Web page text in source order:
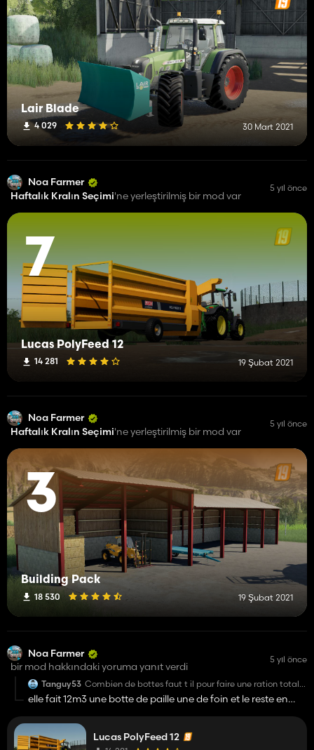
Lair Blade
4 029 30 Mart 2021
Noa Farmer
Haftalık Kralın Seçimi'ne yerleştirilmiş bir mod var
5 yıl önce
7
Lucas PolyFeed 12
14 281 19 Şubat 2021
Noa Farmer
Haftalık Kralın Seçimi'ne yerleştirilmiş bir mod var
5 yıl önce
3
Building Pack
18 530 19 Şubat 2021
Noa Farmer
bir mod hakkındaki yoruma yanıt verdi
5 yıl önce
Tanguy53 Combien de bottes faut t il pour faire une ration total
mélangé merci
elle fait 12m3 une botte de paille une de foin et le reste en
Lucas PolyFeed 12